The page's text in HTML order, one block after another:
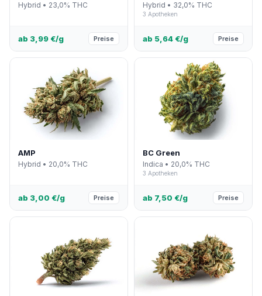
Hybrid • 23,0% THC
ab 3,99 €/g Preise
Hybrid • 32,0% THC
3 Apotheken
ab 5,64 €/g Preise
AMP
Hybrid • 20,0% THC
ab 3,00 €/g Preise
BC Green
Indica • 20,0% THC
3 Apotheken
ab 7,50 €/g Preise